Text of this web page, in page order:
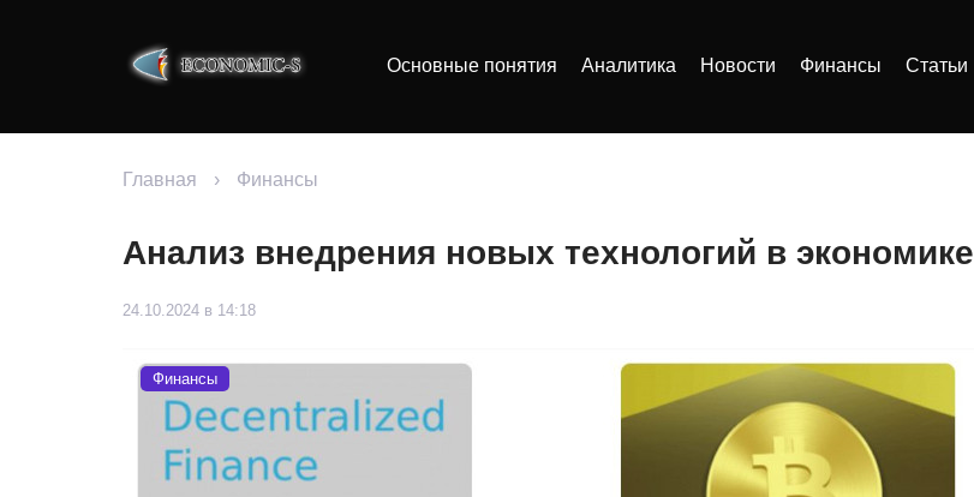
Основные понятия Аналитика Новости Финансы Статьи
Главная › Финансы
Анализ внедрения новых технологий в экономике
24.10.2024 в 14:18
Финансы